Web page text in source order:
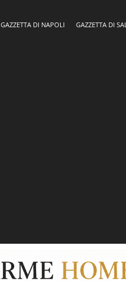
GAZZETTA DI NAPOLI GAZZETTA DI